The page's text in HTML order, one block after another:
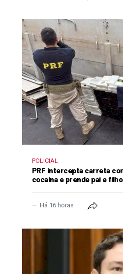
POLICIAL
PRF intercepta carreta
cocaína e prende pai e filho
Há 16 horas